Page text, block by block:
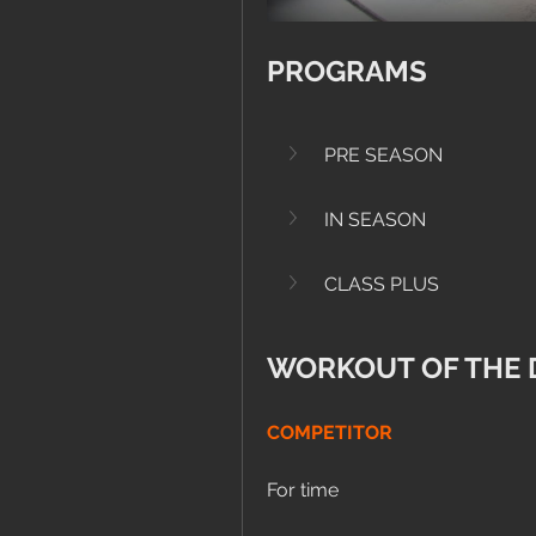
PROGRAMS
PRE SEASON
IN SEASON
CLASS PLUS
WORKOUT OF THE
COMPETITOR
For time